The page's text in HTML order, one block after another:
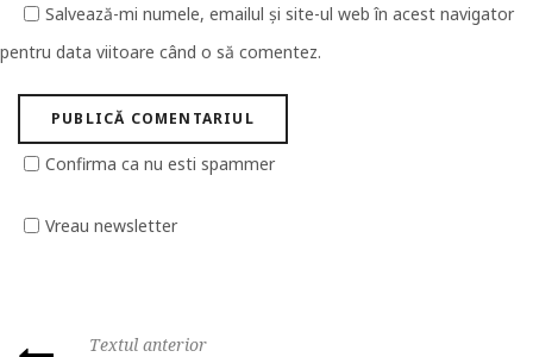
Salvează-mi numele, emailul și site-ul web în acest navigator
pentru data viitoare când o să comentez.
Confirma ca nu esti spammer
Vreau newsletter
Textul anterior